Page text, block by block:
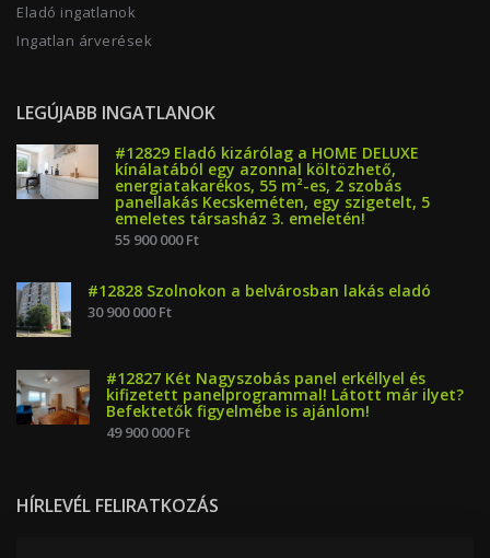
Eladó ingatlanok
Ingatlan árverések
LEGÚJABB INGATLANOK
#12829 Eladó kizárólag a HOME DELUXE
kínálatából egy azonnal költözhető,
energiatakarékos, 55 m²-es, 2 szobás
panellakás Kecskeméten, egy szigetelt, 5
emeletes társasház 3. emeletén!
55 900 000 Ft
#12828 Szolnokon a belvárosban lakás eladó
30 900 000 Ft
#12827 Két Nagyszobás panel erkéllyel és
kifizetett panelprogrammal! Látott már ilyet?
Befektetők figyelmébe is ajánlom!
49 900 000 Ft
HÍRLEVÉL FELIRATKOZÁS